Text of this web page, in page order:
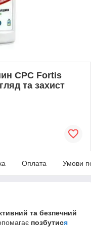
CPC Fortis
та захист
Оплата Умови
та безпечний
позбутися